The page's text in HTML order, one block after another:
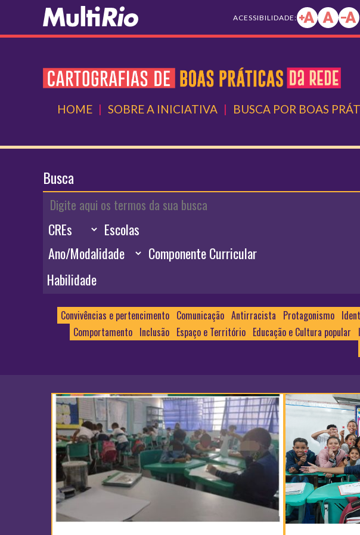
ACESSIBILIDADE:
HOME | SOBRE A INICIATIVA | BUSCA POR BOAS
Busca
Habilidade
Convivências e pertencimento Comunicação Antirracista Protagonismo
Comportamento Inclusão Espaço e Território Educação e Cultura popular